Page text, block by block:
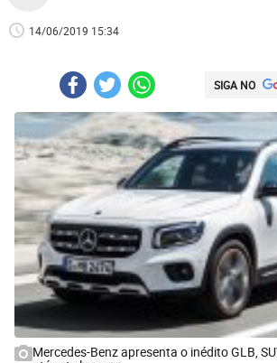
14/06/2019 15:34
SIGA NO
Mercedes-Benz apresenta o inédito GLB,